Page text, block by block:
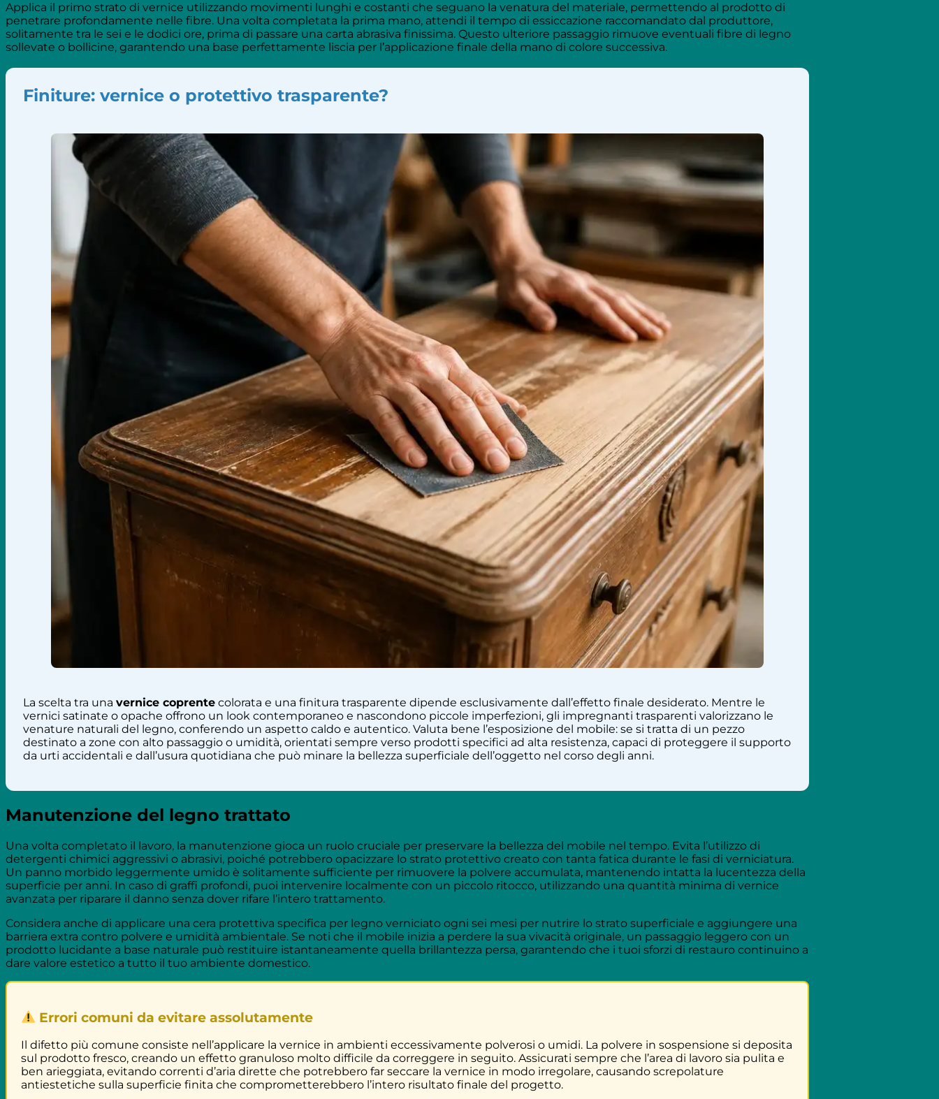
Applica il primo strato di vernice utilizzando movimenti lunghi e costanti che seguano la venatura del materiale, permettendo al prodotto di
penetrare profondamente nelle fibre. Una volta completata la prima mano, attendi il tempo di essiccazione raccomandato dal produttore,
solitamente tra le sei e le dodici ore, prima di passare una carta abrasiva finissima. Questo ulteriore passaggio rimuove eventuali fibre di legno
sollevate o bollicine, garantendo una base perfettamente liscia per l’applicazione finale della mano di colore successiva.
Finiture: vernice o protettivo trasparente?
La scelta tra una vernice coprente colorata e una finitura trasparente dipende esclusivamente dall’effetto finale desiderato. Mentre le
vernici satinate o opache offrono un look contemporaneo e nascondono piccole imperfezioni, gli impregnanti trasparenti valorizzano le
venature naturali del legno, conferendo un aspetto caldo e autentico. Valuta bene l’esposizione del mobile: se si tratta di un pezzo
destinato a zone con alto passaggio o umidità, orientati sempre verso prodotti specifici ad alta resistenza, capaci di proteggere il supporto
da urti accidentali e dall’usura quotidiana che può minare la bellezza superficiale dell’oggetto nel corso degli anni.
Manutenzione del legno trattato
Una volta completato il lavoro, la manutenzione gioca un ruolo cruciale per preservare la bellezza del mobile nel tempo. Evita l’utilizzo di
detergenti chimici aggressivi o abrasivi, poiché potrebbero opacizzare lo strato protettivo creato con tanta fatica durante le fasi di verniciatura.
Un panno morbido leggermente umido è solitamente sufficiente per rimuovere la polvere accumulata, mantenendo intatta la lucentezza della
superficie per anni. In caso di graffi profondi, puoi intervenire localmente con un piccolo ritocco, utilizzando una quantità minima di vernice
avanzata per riparare il danno senza dover rifare l’intero trattamento.
Considera anche di applicare una cera protettiva specifica per legno verniciato ogni sei mesi per nutrire lo strato superficiale e aggiungere una
barriera extra contro polvere e umidità ambientale. Se noti che il mobile inizia a perdere la sua vivacità originale, un passaggio leggero con un
prodotto lucidante a base naturale può restituire istantaneamente quella brillantezza persa, garantendo che i tuoi sforzi di restauro continuino a
dare valore estetico a tutto il tuo ambiente domestico.
Errori comuni da evitare assolutamente
Il difetto più comune consiste nell’applicare la vernice in ambienti eccessivamente polverosi o umidi. La polvere in sospensione si deposita
sul prodotto fresco, creando un effetto granuloso molto difficile da correggere in seguito. Assicurati sempre che l’area di lavoro sia pulita e
ben arieggiata, evitando correnti d’aria dirette che potrebbero far seccare la vernice in modo irregolare, causando screpolature
antiestetiche sulla superficie finita che comprometterebbero l’intero risultato finale del progetto.